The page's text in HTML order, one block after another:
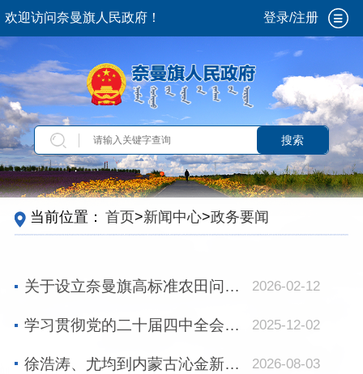
欢迎访问奈曼旗人民政府！ 登录/注册
搜索
当前位置： 首页>新闻中心>政务要闻
关于设立奈曼旗高标准农田问题举报热线的公告 2026-02-12
学习贯彻党的二十届四中全会精神 2025-12-02
徐浩涛、尤均到内蒙古沁金新材料集团调研 2026-08-03